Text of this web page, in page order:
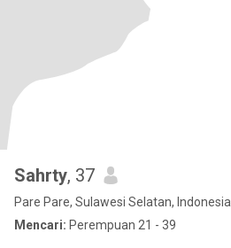
Sahrty, 37
Pare Pare, Sulawesi Selatan, Indonesia
Mencari: Perempuan 21 - 39